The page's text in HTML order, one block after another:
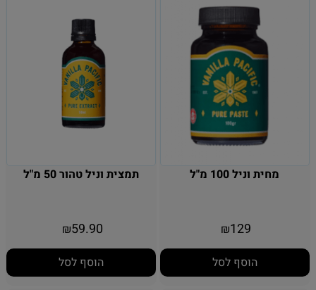
מחית וניל 100 מ"ל
₪129
הוסף לסל
תמצית וניל טהור 50 מ"ל
₪59.90
הוסף לסל